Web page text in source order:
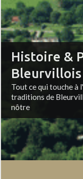
Histoire &
Bleurvillois
Tout ce qui touche
traditions de
nôtre